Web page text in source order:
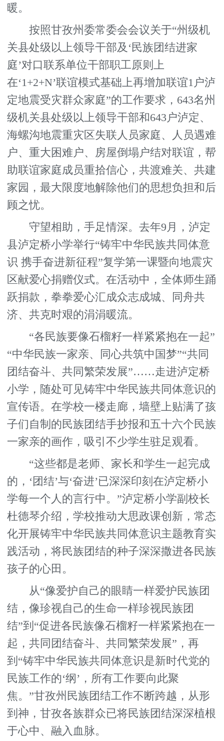
暖。
按照甘孜州委常委会会议关于“州级机
关县处级以上领导干部及‘民族团结进家
庭’对口联系单位干部职工原则上
在‘1+2+N’联谊模式基础上再增加联谊1户泸
定地震受灾群众家庭”的工作要求，643名州
级机关县处级以上领导干部和643户泸定、
海螺沟地震重灾区失联人员家庭、人员遇难
户、重大困难户、房屋倒塌户结对联谊，帮
助联谊家庭成员重拾信心，共渡难关、共建
家园，最大限度地解除他们的思想负担和后
顾之忧。
守望相助，手足情深。去年9月，泸定
县泸定桥小学举行“铸牢中华民族共同体意
识 携手奋进新征程”复学第一课暨向地震灾
区献爱心捐赠仪式。在活动中，全体师生踊
跃捐款，拳拳爱心汇成众志成城、同舟共
济、共克时艰的涓涓暖流。
“各民族要像石榴籽一样紧紧抱在一起”
“中华民族一家亲、同心共筑中国梦”“共同
团结奋斗、共同繁荣发展”……走进泸定桥
小学，随处可见铸牢中华民族共同体意识的
宣传语。在学校一楼走廊，墙壁上贴满了孩
子们自制的民族团结手抄报和五十六个民族
一家亲的画作，吸引不少学生驻足观看。
“这些都是老师、家长和学生一起完成
的，‘团结’与‘奋进’已深深印刻在泸定桥小
学每一个人的言行中。”泸定桥小学副校长
杜德琴介绍，学校推动大思政课创新，常态
化开展铸牢中华民族共同体意识主题教育实
践活动，将民族团结的种子深深撒进各民族
孩子的心田。
从“像爱护自己的眼睛一样爱护民族团
结，像珍视自己的生命一样珍视民族团
结”到“促进各民族像石榴籽一样紧紧抱在一
起，共同团结奋斗、共同繁荣发展”，再
到“铸牢中华民族共同体意识是新时代党的
民族工作的‘纲’，所有工作要向此聚
焦。”甘孜州民族团结工作不断跨越，从形
到神，甘孜各族群众已将民族团结深深植根
于心中、融入血脉。